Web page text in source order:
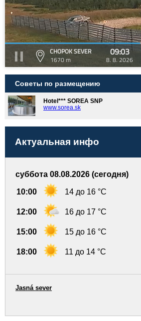
CHOPOK SEVER
1670 m
09:03
8. 8. 2026
Советы по размещению
Hotel*** SOREA SNP
www.sorea.sk
Актуальная инфо
суббота 08.08.2026 (сегодня)
10:00 14 до 16 °C
12:00 16 до 17 °C
15:00 15 до 16 °C
18:00 11 до 14 °C
Jasná sever